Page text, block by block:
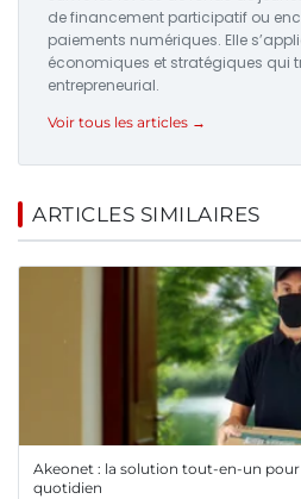
de financement participatif ou
paiements numériques. Elle
économiques et stratégiques qui
entrepreneurial.
Voir tous les articles →
ARTICLES SIMILAIRES
Akeonet : la solution tout-en-un
quotidien